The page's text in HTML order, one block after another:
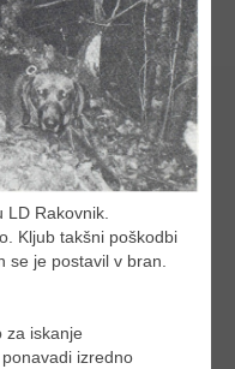
LD Rakovnik.
Kljub takšni poškodbi
se je postavil v bran.
za iskanje
izredno